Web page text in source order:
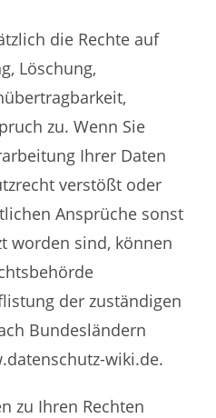
die Rechte auf
Löschung,
zu. Wenn Sie
Ihrer Daten
verstößt oder
Ansprüche sonst
worden sind, können
der zuständigen
Bundesländern
wiki.de.
zu Ihren Rechten